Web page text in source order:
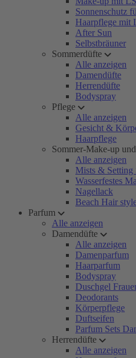
Sonnenschutz
Haarpflege mit
After Sun
Selbstbräuner
Sommerdüfte
Alle anzeigen
Damendüfte
Herrendüfte
Bodyspray
Pflege
Alle anzeigen
Gesicht &
Haarpflege
Sommer-Make-up
Alle anzeigen
Mists & Setting
Wasserfestes
Nagellack
Beach Hair
Parfum
Alle anzeigen
Damendüfte
Alle anzeigen
Damenparfum
Haarparfum
Bodyspray
Duschgel
Deodorants
Körperpflege
Duftseifen
Parfum Sets
Herrendüfte
Alle anzeigen